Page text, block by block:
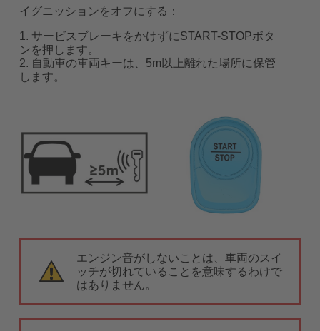
イグニッションをオフにする：
1. サービスブレーキをかけずにSTART-STOPボタ
ンを押します。
2. 自動車の車両キーは、5m以上離れた場所に保管
します。
エンジン音がしないことは、車両のスイ
ッチが切れていることを意味するわけで
はありません。